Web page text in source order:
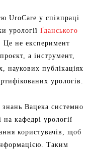
UroCare у співпраці
урології Ґданського
Це не експеримент
а інструмент,
наукових публікаціях
урологів.
Вацека системно
кафедрі урології
користувачів, щоб
Таким